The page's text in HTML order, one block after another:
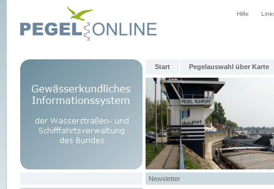
Hilfe
Start Pegelauswahl über Karte
Newsletter